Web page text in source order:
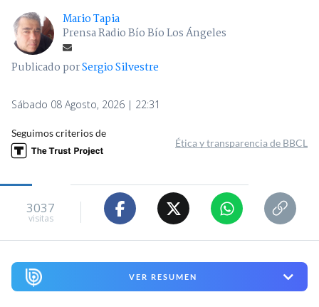
Mario Tapia
Prensa Radio Bío Bío Los Ángeles
Publicado porSergio Silvestre
Sábado 08 Agosto, 2026 | 22:31
Seguimos criterios de
Ética y transparencia de BBCL
3037
visitas
VER RESUMEN